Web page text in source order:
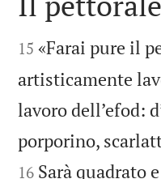


15 «Farai pure il
artisticamente
lavoro dell’efod:
porporino,
16 Sarà quadrato